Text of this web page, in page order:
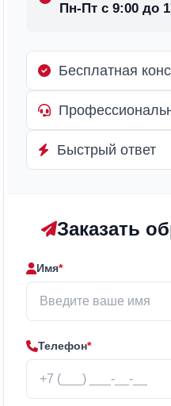
Пн-Пт с 9:00 до
Бесплатная
Быстрый ответ
Заказать
Имя*
Телефон*